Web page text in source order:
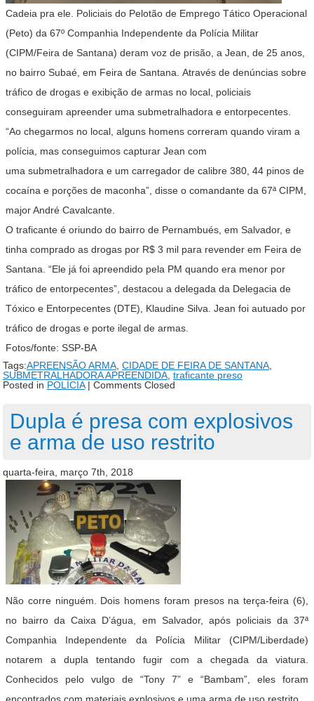
Cadeia pra ele. Policiais do Pelotão de Emprego Tático Operacional
(Peto) da 67º Companhia Independente da Polícia Militar
(CIPM/Feira de Santana) deram voz de prisão, a Jean, de 25 anos,
no bairro Subaé, em Feira de Santana. Através de denúncias sobre
tráfico de drogas e exibição de armas no local, policiais
conseguiram apreender uma submetralhadora e entorpecentes.
“Ao chegarmos no local, alguns homens correram quando viram a
polícia, mas conseguimos capturar Jean com
uma submetralhadora e um carregador de calibre 380, 44 pinos de
cocaína e porções de maconha”, disse o comandante da 67ª CIPM,
major André Cavalcante.
O traficante é oriundo do bairro de Pernambués, em Salvador, e
tinha comprado as drogas por R$ 3 mil para revender em Feira de
Santana. “Ele já foi apreendido pela PM quando era menor por
tráfico de entorpecentes”, destacou a delegada da Delegacia de
Tóxico e Entorpecentes (DTE), Klaudine Silva. Jean foi autuado por
tráfico de drogas e porte ilegal de armas.
Fotos/fonte: SSP-BA
Tags:APREENSÃO ARMA CIDADE DE FEIRA DE SANTANA
SUBMETRALHADORA APREENDIDA traficante preso
Posted in POLÍCIA| Comments Closed
Dupla é presa com explosivos
e arma de uso restrito
quarta-feira, março 7th, 2018
Não corre ninguém. Dois homens foram presos na terça-feira (6),
no bairro da Caixa D’água, em Salvador, após policiais da 37ª
Companhia Independente da Polícia Militar (CIPM/Liberdade)
notarem a dupla tentando fugir com a chegada da viatura.
Conhecidos pelo vulgo de “Tony 7” e “Bambam”, eles foram
encontrados com materiais explosivos e uma arma de uso restrito.